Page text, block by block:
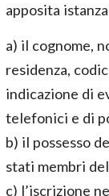
apposita
a) il cognome,
residenza,
indicazione di
telefonici e di
b) il possesso
stati membri
c) l’iscrizione